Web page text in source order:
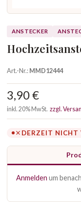
ANSTECKER
Art.-Nr.:MMD12444
3,90 €
inkl. 20% MwSt. zzgl.
DERZEIT NICHT
Anmelden um